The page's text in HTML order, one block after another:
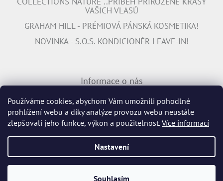
Používáme cookies, abychom Vám umožnili pohodlné
prohlížení webu a díky analýze provozu webu neustále
zlepšovali jeho funkce, výkon a použitelnost.Více informací
Nastavení
Souhlasím
VAŠICH VLASŮ
GRAHAM HILL - PRÉMIOVÁ PÁNSKÁ KOSMETIKA!
NOVINKA - S.O.S. KONDICIONÉR LEAVE-IN!
Informace o nás
PŘIPOJTE SE K NÁM
INFORMACE K DOPRAVĚ ZDARMA
Vytvořil Shoptet